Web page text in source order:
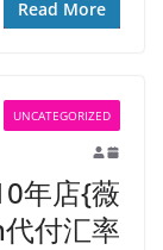
Read More
UNCATEGORIZED
年店{薇
付汇率